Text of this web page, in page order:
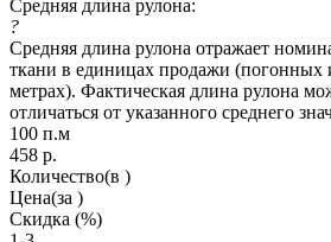
Средняя длина рулона:
?
Средняя длина рулона отражает
ткани в единицах продажи (погонных
метрах). Фактическая длина рулона
отличаться от указанного среднего
100 п.м
458 р.
Количество(в )
Цена(за )
Скидка (%)